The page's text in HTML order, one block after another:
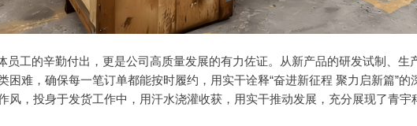
工的辛勤付出，更是公司高质量发展的有力佐证。从新产品的研发试制、生
困难，确保每一笔订单都能按时履约，用实干诠释“奋进新征程 聚力启新篇”的
风，投身于发货工作中，用汗水浇灌收获，用实干推动发展，充分展现了青